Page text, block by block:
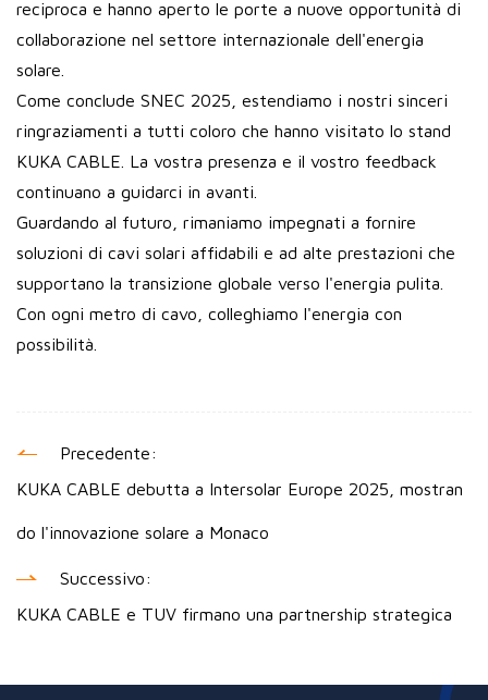
reciproca e hanno aperto le porte a nuove opportunità di
collaborazione nel settore internazionale dell'energia
solare.
Come conclude SNEC 2025, estendiamo i nostri sinceri
ringraziamenti a tutti coloro che hanno visitato lo stand
KUKA CABLE. La vostra presenza e il vostro feedback
continuano a guidarci in avanti.
Guardando al futuro, rimaniamo impegnati a fornire
soluzioni di cavi solari affidabili e ad alte prestazioni che
supportano la transizione globale verso l'energia pulita.
Con ogni metro di cavo, colleghiamo l'energia con
possibilità.
Precedente:
KUKA CABLE debutta a Intersolar Europe 2025, mostran
do l'innovazione solare a Monaco
Successivo:
KUKA CABLE e TUV firmano una partnership strategica